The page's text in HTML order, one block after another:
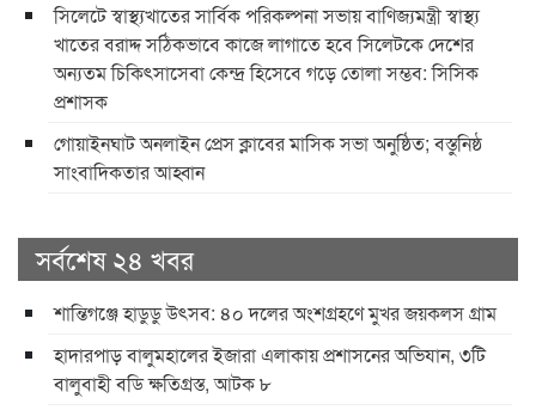
সিলেটে স্বাস্থ্যখাতের সার্বিক পরিকল্পনা সভায় বাণিজ্যমন্ত্রী স্বাস্থ্য
খাতের বরাদ্দ সঠিকভাবে কাজে লাগাতে হবে সিলেটকে দেশের
অন্যতম চিকিৎসাসেবা কেন্দ্র হিসেবে গড়ে তোলা সম্ভব: সিসিক
প্রশাসক
​গোয়াইনঘাট অনলাইন প্রেস ক্লাবের মাসিক সভা অনুষ্ঠিত; বস্তুনিষ্ঠ
সাংবাদিকতার আহ্বান
সর্বশেষ ২৪ খবর
শান্তিগঞ্জে হাডুডু উৎসব: ৪০ দলের অংশগ্রহণে মুখর জয়কলস গ্রাম
হাদারপাড় বালুমহালের ইজারা এলাকায় প্রশাসনের অভিযান, ৩টি
বালুবাহী বডি ক্ষতিগ্রস্ত, আটক ৮